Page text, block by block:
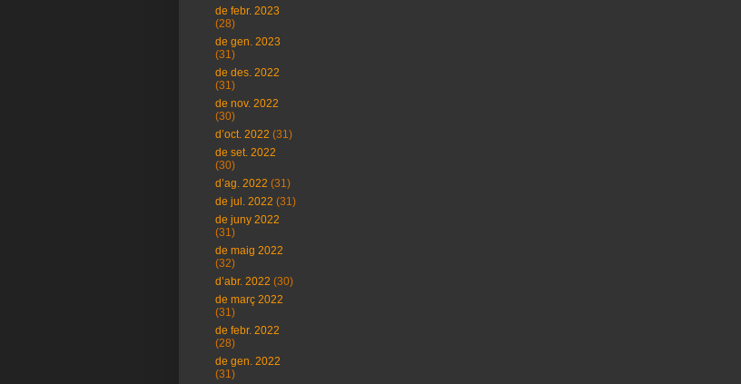
de febr. 2023
(28)
de gen. 2023
(31)
de des. 2022
(31)
de nov. 2022
(30)
d’oct. 2022 (31)
de set. 2022
(30)
d’ag. 2022 (31)
de jul. 2022 (31)
de juny 2022
(31)
de maig 2022
(32)
d’abr. 2022 (30)
de març 2022
(31)
de febr. 2022
(28)
de gen. 2022
(31)